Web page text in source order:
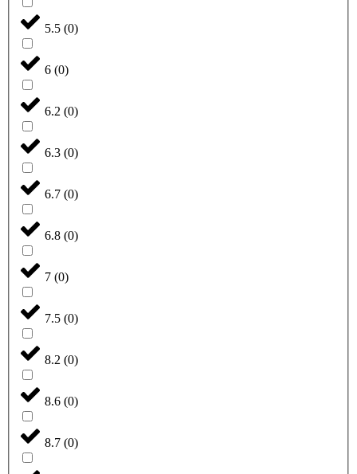
5.5 (0)
6 (0)
6.2 (0)
6.3 (0)
6.7 (0)
6.8 (0)
7 (0)
7.5 (0)
8.2 (0)
8.6 (0)
8.7 (0)